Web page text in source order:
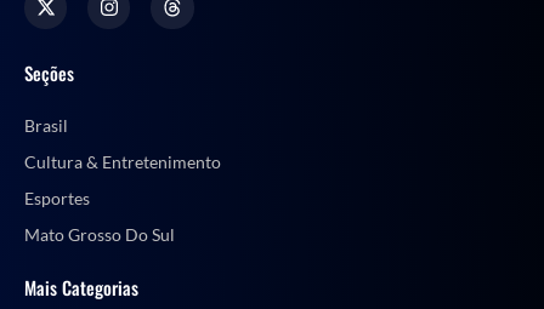
Seções
Brasil
Cultura & Entretenimento
Esportes
Mato Grosso Do Sul
Mais Categorias